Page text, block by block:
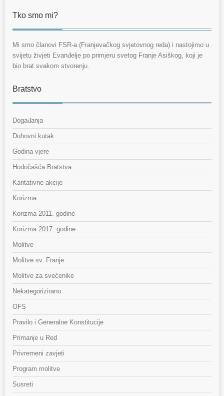
Tko smo mi?
Mi smo članovi FSR-a (Franjevačkog svjetovnog reda) i nastojimo u
svijetu živjeti Evanđelje po primjeru svetog Franje Asiškog, koji je
bio brat svakom stvorenju.
Bratstvo
Događanja
Duhovni kutak
Godina vjere
Hodočašća Bratstva
Karitativne akcije
Korizma
Korizma 2011. godine
Korizma 2017. godine
Molitve
Molitve sv. Franje
Molitve za svećenike
Nekategorizirano
OFS
Pravilo i Generalne Konstitucije
Primanje u Red
Privremeni zavjeti
Program molitve
Susreti